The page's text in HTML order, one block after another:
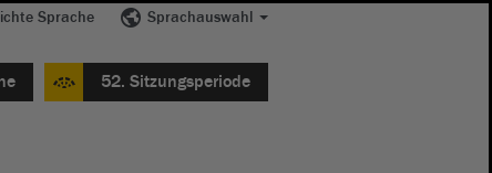
Sprache Sprachauswahl
52. Sitzungsperiode